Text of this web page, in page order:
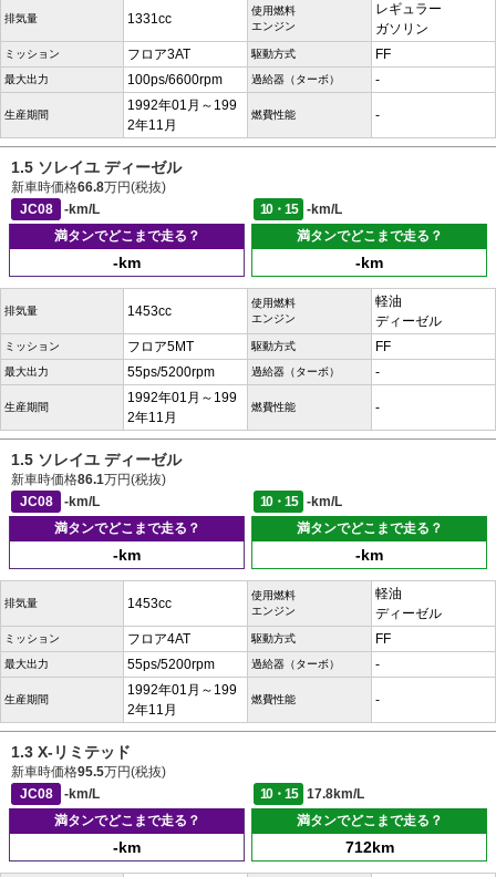
排気量 1331cc
使用燃料
エンジン
レギュラー
ガソリン
ミッション フロア3AT 駆動方式 FF
最大出力 100ps/6600rpm 過給器（ターボ） -
生産期間
1992年01月～199
2年11月
燃費性能 -
1.5 ソレイユ ディーゼル
新車時価格66.8万円(税抜)
JC08
-km/L 10・15
-km/L
満タンでどこまで走る？
-km
満タンでどこまで走る？
-km
排気量 1453cc
使用燃料
エンジン
軽油
ディーゼル
ミッション フロア5MT 駆動方式 FF
最大出力 55ps/5200rpm 過給器（ターボ） -
生産期間
1992年01月～199
2年11月
燃費性能 -
1.5 ソレイユ ディーゼル
新車時価格86.1万円(税抜)
JC08
-km/L 10・15
-km/L
満タンでどこまで走る？
-km
満タンでどこまで走る？
-km
排気量 1453cc
使用燃料
エンジン
軽油
ディーゼル
ミッション フロア4AT 駆動方式 FF
最大出力 55ps/5200rpm 過給器（ターボ） -
生産期間
1992年01月～199
2年11月
燃費性能 -
1.3 X-リミテッド
新車時価格95.5万円(税抜)
JC08
-km/L 10・15
17.8km/L
満タンでどこまで走る？
-km
満タンでどこまで走る？
712km